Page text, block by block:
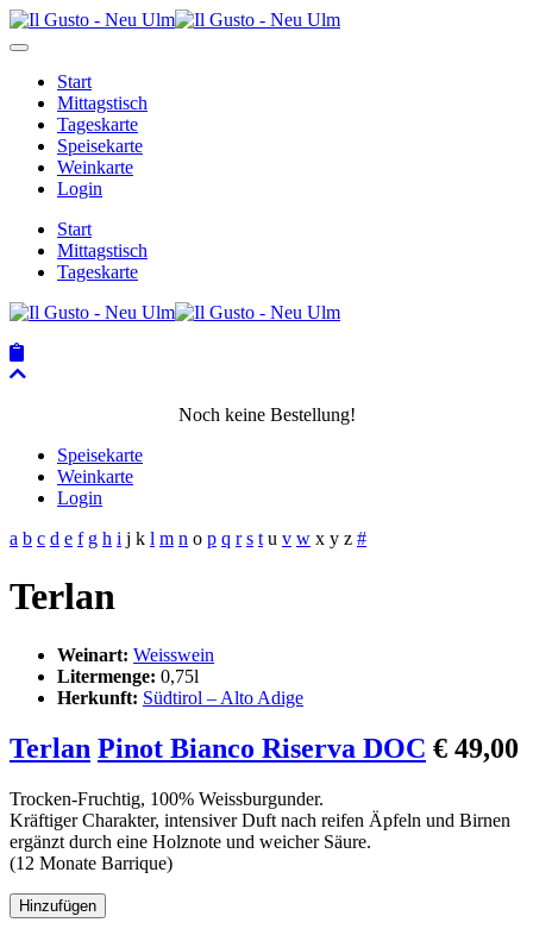
Start
Mittagstisch
Tageskarte
Speisekarte
Weinkarte
Login
Start
Mittagstisch
Tageskarte
Noch keine Bestellung!
Speisekarte
Weinkarte
Login
a b c d e f g h i j k l m n o p q r s t u v w x y z #
Terlan
Weinart: Weisswein
Litermenge: 0,75l
Herkunft: Südtirol – Alto Adige
Terlan Pinot Bianco Riserva DOC € 49,00
Trocken-Fruchtig, 100% Weissburgunder.
Kräftiger Charakter, intensiver Duft nach reifen Äpfeln und Birnen
ergänzt durch eine Holznote und weicher Säure.
(12 Monate Barrique)